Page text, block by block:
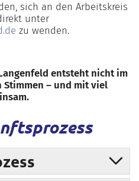
sich an den Arbeitskreis
unter
zu wenden.
entsteht nicht im
– und mit viel